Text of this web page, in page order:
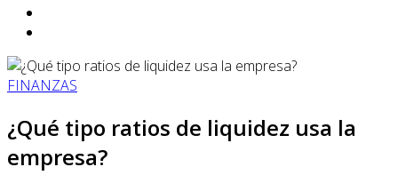
FINANZAS
¿Qué tipo ratios de liquidez usa la
empresa?